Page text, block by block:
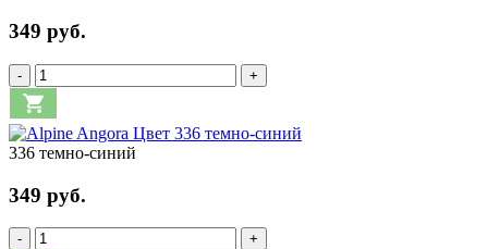
349 руб.
- +
336 темно-синий
349 руб.
- +